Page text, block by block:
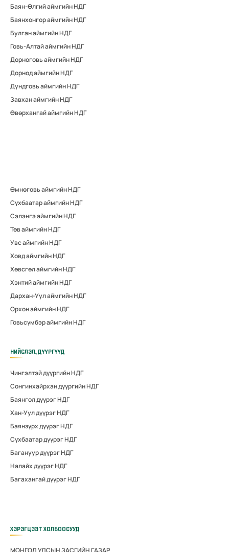
Баян-Өлгий аймгийн НДГ
Баянхонгор аймгийн НДГ
Булган аймгийн НДГ
Говь-Алтай аймгийн НДГ
Дорноговь аймгийн НДГ
Дорнод аймгийн НДГ
Дундговь аймгийн НДГ
Завхан аймгийн НДГ
Өвөрхангай аймгийн НДГ
Өмнөговь аймгийн НДГ
Сүхбаатар аймгийн НДГ
Сэлэнгэ аймгийн НДГ
Төв аймгийн НДГ
Увс аймгийн НДГ
Ховд аймгийн НДГ
Хөвсгөл аймгийн НДГ
Хэнтий аймгийн НДГ
Дархан-Уул аймгийн НДГ
Орхон аймгийн НДГ
Говьсүмбэр аймгийн НДГ
НИЙСЛЭЛ, ДҮҮРГҮҮД
Чингэлтэй дүүргийн НДГ
Сонгинхайрхан дүүргийн НДГ
Баянгол дүүрэг НДГ
Хан-Уул дүүрэг НДГ
Баянзүрх дүүрэг НДГ
Сүхбаатар дүүрэг НДГ
Багануур дүүрэг НДГ
Налайх дүүрэг НДГ
Багахангай дүүрэг НДГ
ХЭРЭГЦЭЭТ ХОЛБООСУУД